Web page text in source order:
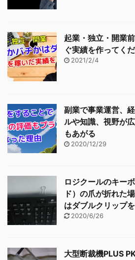
起業・独立・開業
ぐ実績を作ってくだ
2021/2/4
副業で事業運営、
ルや知識、視野が
もあがる
2020/12/29
ロジクールのキー
ド）の爪が折れた
はダブルクリップ
2020/6/26
大型断裁機PLUS